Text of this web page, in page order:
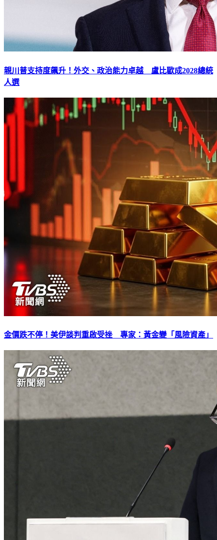
親川普支持度飆升！外交、政治能力卓越 盧比歐成2028總統
人選
金價跌不停！美伊談判重啟受挫 專家：黃金變「風險資產」